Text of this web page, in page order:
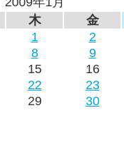
木
金
1
2
8
9
15
16
22
23
29 30